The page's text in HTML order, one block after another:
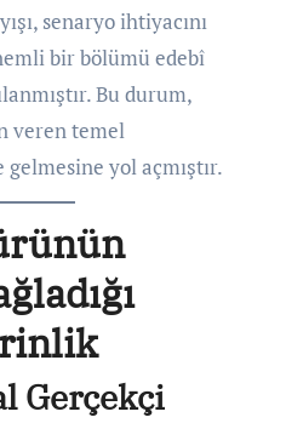
senaryo ihtiyacını
bir bölümü edebî
Bu durum,
veren temel
yol açmıştır.
Gerçekçi